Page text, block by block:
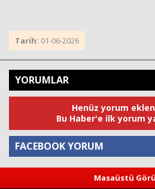
Tarih: 01-06-2026
YORUMLAR
Henüz yorum
Bu Haber'e ilk yorum
FACEBOOK YORUM
Yorum
Masaüstü